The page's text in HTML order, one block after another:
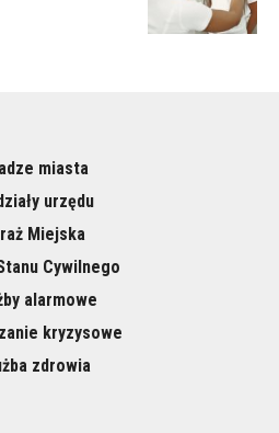
miasta
urzędu
Miejska
Cywilnego
alarmowe
kryzysowe
zdrowia